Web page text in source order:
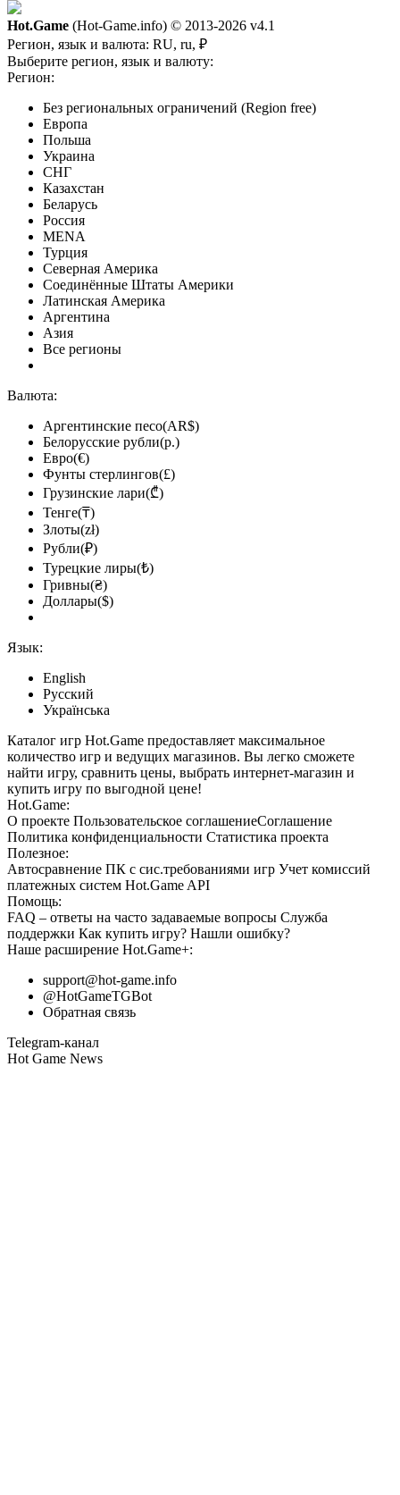
Hot.Game (Hot-Game.info) © 2013-2026 v4.1
Регион, язык и валюта: RU, ru, ₽
Выберите регион, язык и валюту:
Регион:
Без региональных ограничений (Region free)
Европа
Польша
Украина
СНГ
Казахстан
Беларусь
Россия
MENA
Турция
Северная Америка
Соединённые Штаты Америки
Латинская Америка
Аргентина
Азия
Все регионы
Валюта:
Аргентинские песо(AR$)
Белорусские рубли(р.)
Евро(€)
Фунты стерлингов(£)
Грузинские лари(₾)
Тенге(₸)
Злоты(zł)
Рубли(₽)
Турецкие лиры(₺)
Гривны(₴)
Доллары($)
Язык:
English
Русский
Українська
Каталог игр Hot.Game предоставляет максимальное
количество игр и ведущих магазинов. Вы легко сможете
найти игру, сравнить цены, выбрать интернет-магазин и
купить игру по выгодной цене!
Hot.Game:
О проекте Пользовательское соглашениеСоглашение
Политика конфиденциальности Статистика проекта
Полезное:
Автосравнение ПК с сис.требованиями игр Учет комиссий
платежных систем Hot.Game API
Помощь:
FAQ – ответы на часто задаваемые вопросы Служба
поддержки Как купить игру? Нашли ошибку?
Наше расширение Hot.Game+:
support@hot-game.info
@HotGameTGBot
Обратная связь
Telegram-канал
Hot Game News